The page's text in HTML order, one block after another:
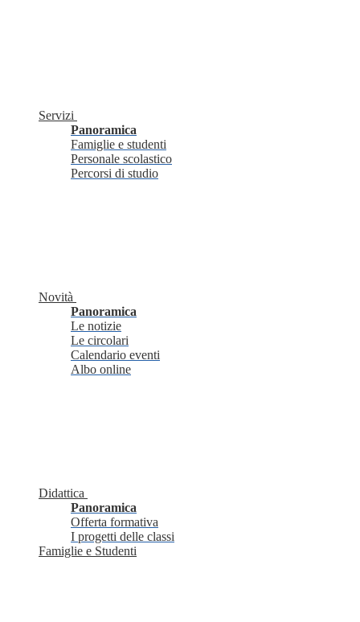
Servizi
Panoramica
Famiglie e studenti
Personale scolastico
Percorsi di studio
Novità
Panoramica
Le notizie
Le circolari
Calendario eventi
Albo online
Didattica
Panoramica
Offerta formativa
I progetti delle classi
Famiglie e Studenti